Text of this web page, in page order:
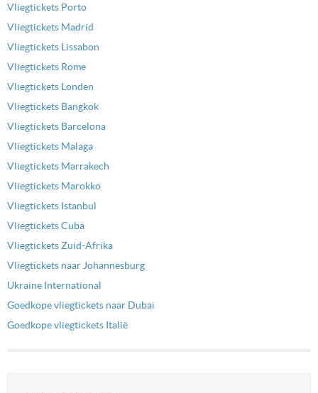
Vliegtickets Porto
Vliegtickets Madrid
Vliegtickets Lissabon
Vliegtickets Rome
Vliegtickets Londen
Vliegtickets Bangkok
Vliegtickets Barcelona
Vliegtickets Malaga
Vliegtickets Marrakech
Vliegtickets Marokko
Vliegtickets Istanbul
Vliegtickets Cuba
Vliegtickets Zuid-Afrika
Vliegtickets naar Johannesburg
Ukraine International
Goedkope vliegtickets naar Dubai
Goedkope vliegtickets Italië